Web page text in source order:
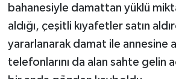
bahanesiyle damattan yüklü
aldığı, çeşitli kıyafetler satın
yararlanarak damat ile annesine
telefonlarını da alan sahte gelin